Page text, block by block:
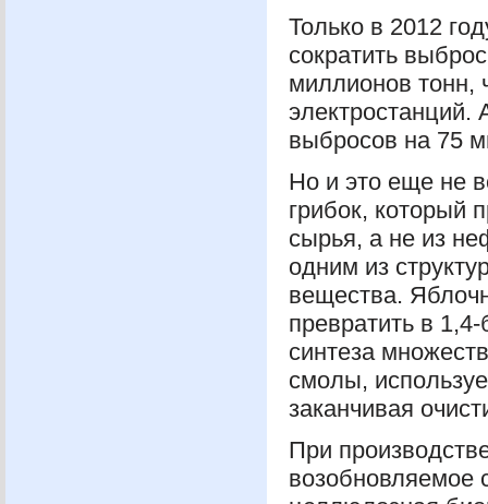
Только в 2012
сократить
миллионов тонн,
выбросов на 75
Но и это еще не
грибок, который
сырья, а не из
одним из
вещества.
превратить в
синтеза
смолы,
заканчивая
При
возобновляемое